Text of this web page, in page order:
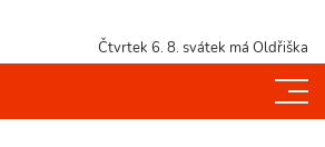
Čtvrtek 6. 8. svátek má Oldřiška